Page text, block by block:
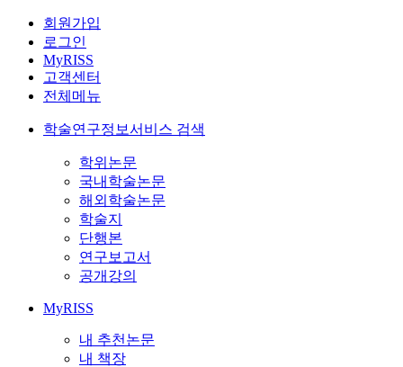
회원가입
로그인
MyRISS
고객센터
전체메뉴
학술연구정보서비스 검색
학위논문
국내학술논문
해외학술논문
학술지
단행본
연구보고서
공개강의
MyRISS
내 추천논문
내 책장